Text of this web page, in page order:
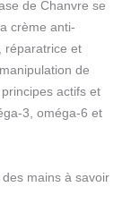
de Chanvre se
crème anti-
réparatrice et
de
actifs et
3, oméga-6 et
mains à savoir